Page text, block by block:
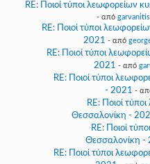
RE: Ποιοί τύποι λεωφορείων
- από garvanitis
RE: Ποιοί τύποι
2021 - από
RE: Ποιοί τύποι
2021 - από
RE: Ποιοί τύποι
- 2021 -
RE: Ποιοί
Θεσσαλονίκη -
RE: Ποιοί
Θεσσαλονίκη -
RE: Ποιοί τύποι